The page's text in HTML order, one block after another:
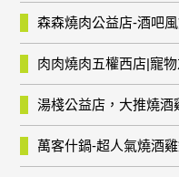
森森燒肉公益店-酒吧
肉肉燒肉五權西店|寵
湯棧公益店，大推燒
萬客什鍋-超人氣燒酒